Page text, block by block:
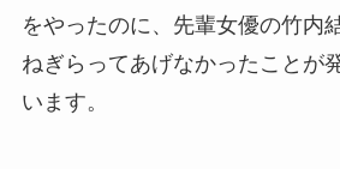
をやったのに、先輩女優の竹内
ねぎらってあげなかったことが
います。